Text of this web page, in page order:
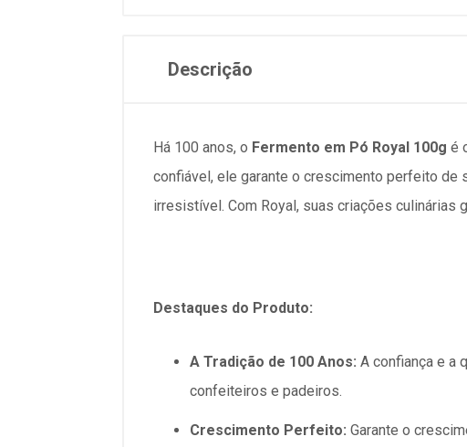
Descrição
Há 100 anos, o Fermento em Pó Royal 100g é
confiável, ele garante o crescimento perfeito
irresistível. Com Royal, suas criações culinárias
Destaques do Produto:
A Tradição de 100 Anos: A confiança e a
confeiteiros e padeiros.
Crescimento Perfeito: Garante o